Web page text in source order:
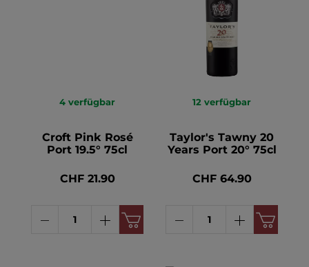
4 verfügbar
Croft Pink Rosé
Port 19.5° 75cl
CHF 21.90
12 verfügbar
Taylor's Tawny 20
Years Port 20° 75cl
CHF 64.90